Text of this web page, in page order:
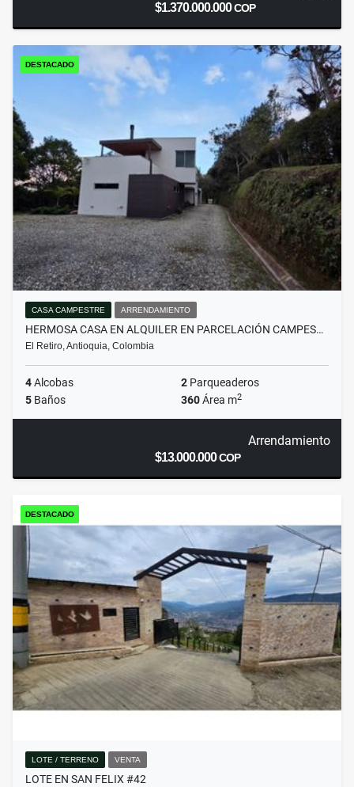
$1.370.000.000COP
DESTACADO
CASA CAMPESTRE ARRENDAMIENTO
HERMOSA CASA EN ALQUILER EN PARCELACIÓN CAMPES…
El Retiro, Antioquia, Colombia
4Alcobas 2 Parqueaderos
5 Baños 360Área m2
Arrendamiento
$13.000.000COP
DESTACADO
LOTE / TERRENO VENTA
LOTE EN SAN FELIX #42